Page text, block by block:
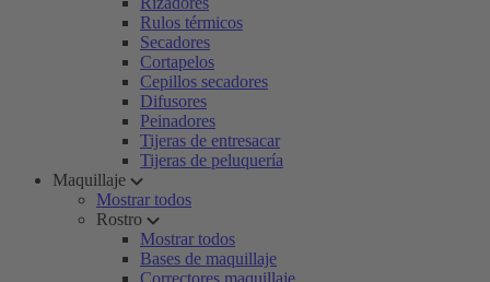
Rulos térmicos
Secadores
Cortapelos
Cepillos secadores
Difusores
Peinadores
Tijeras de entresacar
Tijeras de peluquería
Maquillaje
Mostrar todos
Rostro
Mostrar todos
Bases de maquillaje
Correctores maquillaje